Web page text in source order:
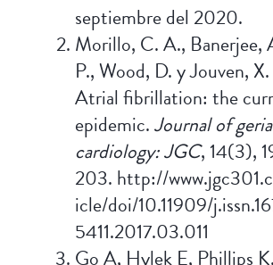
septiembre del 2020.
Morillo, C. A., Banerjee,
P., Wood, D. y Jouven,
Atrial fibrillation: the
epidemic.Journal of
cardiology: JGC, 14(3),
203. http://
icle/doi/10.11909/
5411.2017.03.011
Go A, Hylek E, Phillips